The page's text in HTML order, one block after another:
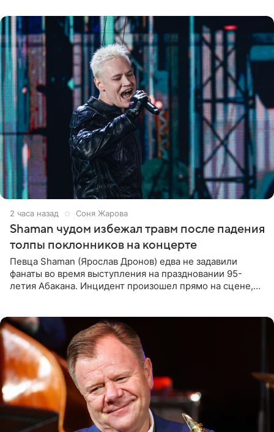
2 часа назад Соня Жарова
Shaman чудом избежал травм после падения
толпы поклонников на концерте
Певца Shaman (Ярослав Дронов) едва не задавили
фанаты во время выступления на праздновании 95-
летия Абакана. Инцидент произошел прямо на сцене,